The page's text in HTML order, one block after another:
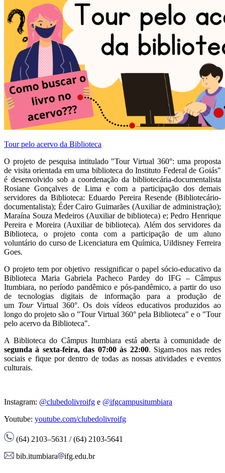
Tour pelo acervo da Biblioteca
O projeto de pesquisa intitulado "Tour Virtual 360°: uma proposta
de visita orientada em uma biblioteca do Instituto Federal de Goiás"
é desenvolvido sob a coordenação da bibliotecária-documentalista
Rosiane Gonçalves de Lima e com a participação dos demais
servidores da Biblioteca: Eduardo Pereira Resende (Bibliotecário-
documentalista); Éder Cairo Guimarães (Auxiliar de administração);
Maraína Souza Medeiros (Auxiliar de biblioteca) e; Pedro Henrique
Pereira e Moreira (Auxiliar de biblioteca). Além dos servidores da
Biblioteca, o projeto conta com a participação de um aluno
voluntário do curso de Licenciatura em Química, Uildisney Ferreira
Goes.
O projeto tem por objetivo ressignificar o papel sócio-educativo da
Biblioteca Maria Gabriela Pacheco Pardey do IFG – Câmpus
Itumbiara, no período pandêmico e pós-pandêmico, a partir do uso
de tecnologias digitais de informação para a produção de
um TourVirtual 360°. Os dois vídeos educativos produzidos ao
longo do projeto são o "Tour Virtual 360° pela Biblioteca" e o "Tour
pelo acervo da Biblioteca".
A Biblioteca do Câmpus Itumbiara está aberta à comunidade de
segunda à sexta-feira, das 07:00 às 22:00. Sigam-nos nas redes
sociais e fique por dentro de todas as nossas atividades e eventos
culturais.
Instagram: @clubedolivroifg e @ifgcampusitumbiara
Youtube: youtube.com/clubedolivroifg
(64) 2103–5631 / (64) 2103-5641
bib.itumbiara
ifg.edu.br